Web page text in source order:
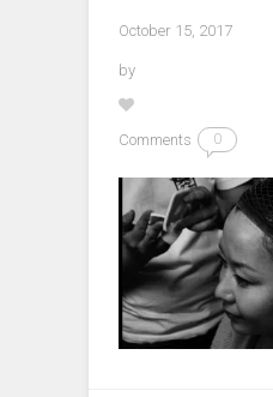
October 15, 2017
by
Comments 0